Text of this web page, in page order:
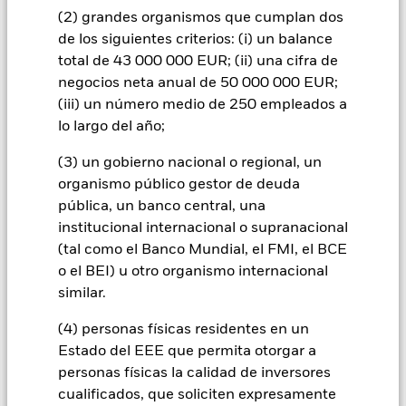
(2) grandes organismos que cumplan dos
de los siguientes criterios: (i) un balance
total de 43 000 000 EUR; (ii) una cifra de
negocios neta anual de 50 000 000 EUR;
(iii) un número medio de 250 empleados a
lo largo del año;
(3) un gobierno nacional o regional, un
organismo público gestor de deuda
pública, un banco central, una
institucional internacional o supranacional
(tal como el Banco Mundial, el FMI, el BCE
o el BEI) u otro organismo internacional
similar.
(4) personas físicas residentes en un
Estado del EEE que permita otorgar a
personas físicas la calidad de inversores
cualificados, que soliciten expresamente
la Moneda base y las divisas en las que se negocia parte o la
totalidad de los instrumentos subyacentes. Dependiendo de
los tipos de cambio, esto puede tener un impacto positivo o
negativo sobre la rentabilidad del Fondo.
Todas las clases de acciones con cobertura de divisas de este
uso de derivados para una clase de acciones podría conllevar
un posible riesgo de contagio (también denominado «spill-
over») a otras clases de acciones del fondo. La sociedad
gestora del fondo se asegurará de que se dispone de los
procedimientos adecuados para minimizar el riesgo de
contagio a otras clases de acciones. En el menú desplegable
que figura justo debajo del nombre del fondo, podrá ver un
listado de todas las clases de acciones del fondo: las clases de
acciones con cobertura de divisas se identifican mediante la
palabra «Hedged» en su nombre. Además, el listado
divisas está disponible mediante solicitud a la sociedad
gestora del fondo.